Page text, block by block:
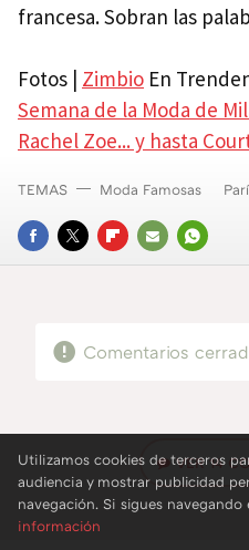
francesa. Sobran las
Fotos | Zimbio En
Semana de la Moda de
Rachel Zoe... y hasta
FACEBOOK
TWITTERFLIPBOARD
E-
TEMAS Moda Famosas
Comentarios
VER14
Utilizamos cookies de terceros
audiencia y mostrar publicidad
navegación. Si sigues
información